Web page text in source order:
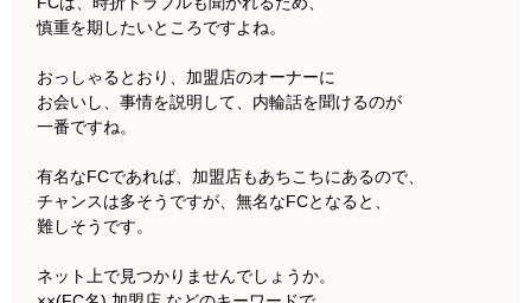
慎重を期したいところですよね。
おっしゃるとおり、加盟店のオーナーに
お会いし、事情を説明して、内輪話を聞けるのが
一番ですね。
有名なFCであれば、加盟店もあちこちにあるので、
チャンスは多そうですが、無名なFCとなると、
難しそうです。
ネット上で見つかりませんでしょうか。